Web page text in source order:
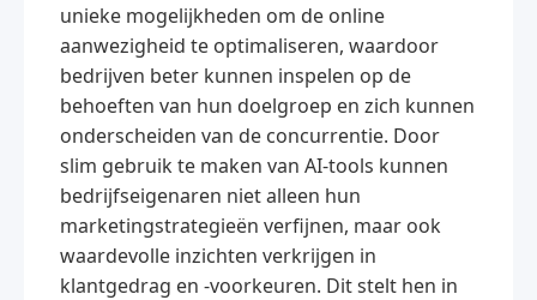
unieke mogelijkheden om de online
aanwezigheid te optimaliseren, waardoor
bedrijven beter kunnen inspelen op de
behoeften van hun doelgroep en zich kunnen
onderscheiden van de concurrentie. Door
slim gebruik te maken van AI-tools kunnen
bedrijfseigenaren niet alleen hun
marketingstrategieën verfijnen, maar ook
waardevolle inzichten verkrijgen in
klantgedrag en -voorkeuren. Dit stelt hen in